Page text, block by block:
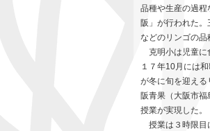
品種や生産の過
阪」が行われた。
などのリンゴの品
克明小は児童に
１７年10月には
が冬に旬を迎え
阪青果（大阪市
授業が実現した。
授業は３時限目